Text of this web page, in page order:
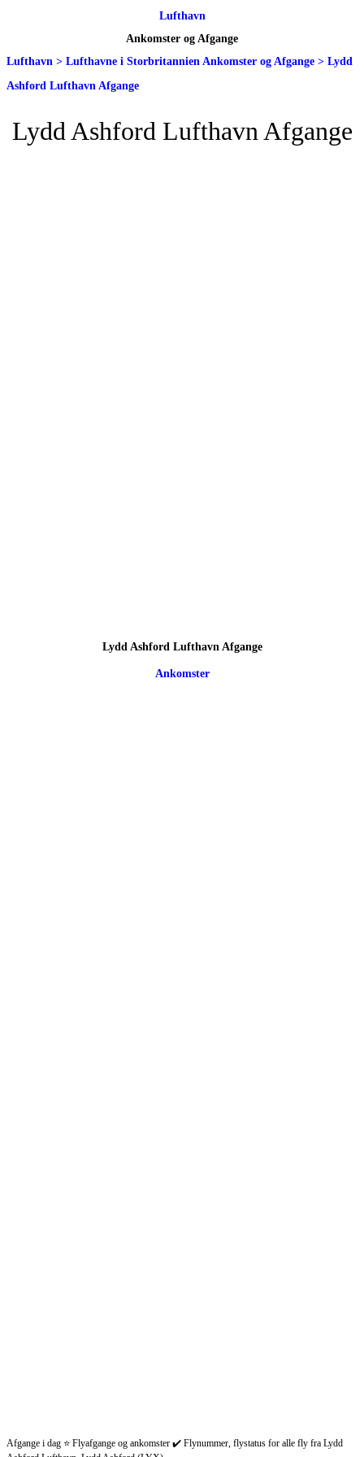
Lufthavn
Ankomster og Afgange
Lufthavn > Lufthavne i Storbritannien Ankomster og Afgange > Lydd
Ashford Lufthavn Afgange
Lydd Ashford Lufthavn Afgange
Lydd Ashford Lufthavn Afgange
Ankomster
Afgange i dag ⭐ Flyafgange og ankomster ✔️ Flynummer, flystatus for alle fly fra Lydd